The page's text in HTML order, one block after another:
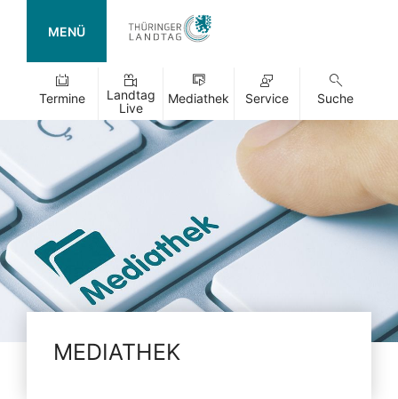
MENÜ
Termine
Landtag
Live
Mediathek Service Suche
MEDIATHEK